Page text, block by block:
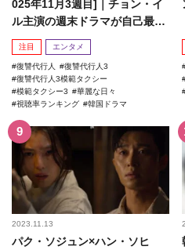
025年11月3週目]｜チョン・イ
ル主演の週末ドラマが自己最高
記録を更新！
注目 エンタメ
復讐代行人
復讐代行人3
復讐代行人3模範タクシー
模範タクシー3
華麗な日々
視聴率ランキング
韓国ドラマ
2023.11.13
パク・ソジュン×ハン・ソヒ